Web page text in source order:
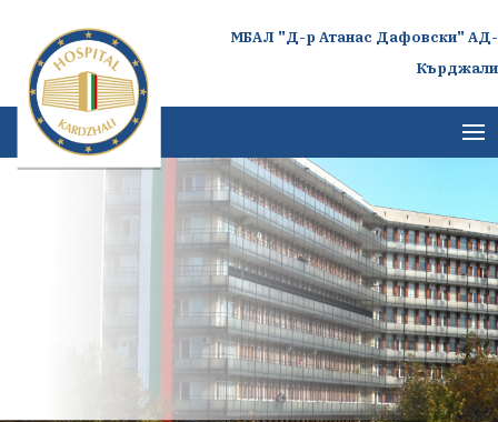
МБАЛ "Д-р Атанас Дафовски" АД-
Кърджали